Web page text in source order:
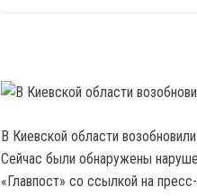
В Киевской области
Сейчас были обнаружены
«Главпост» со ссылкой на